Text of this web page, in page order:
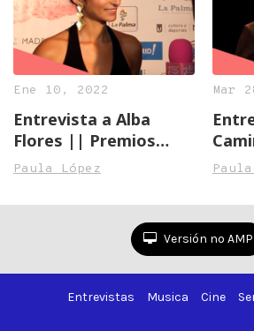
Ene 10, 2022
Entrevista a Alba
Flores || Premios
Unión Actores
Paula López
Mar
Versión no AMP
Entrevistas Musica Cine